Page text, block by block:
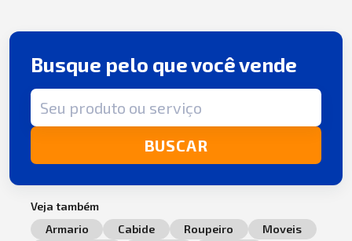
Busque pelo que você vende
Termo de busca
BUSCAR
Veja também
Armario
Cabide Roupeiro
Moveis